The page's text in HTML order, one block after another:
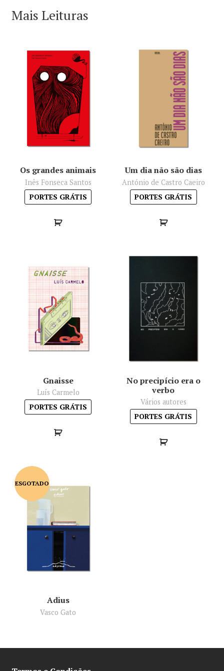
Mais Leituras
Os grandes animais
Inês Fonseca Santos
PORTES GRÁTIS
Um dia não são dias
António de Castro Caeiro
PORTES GRÁTIS
Gnaisse
Luís Carmelo
PORTES GRÁTIS
No precipício era o
verbo
Vários autores
PORTES GRÁTIS
ESGOTADO
Adius
Vasco Gato